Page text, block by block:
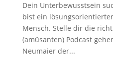
Dein Unterbewusstsein
bist ein
Mensch. Stelle dir die
(amüsanten) Podcast
Neumaier der...